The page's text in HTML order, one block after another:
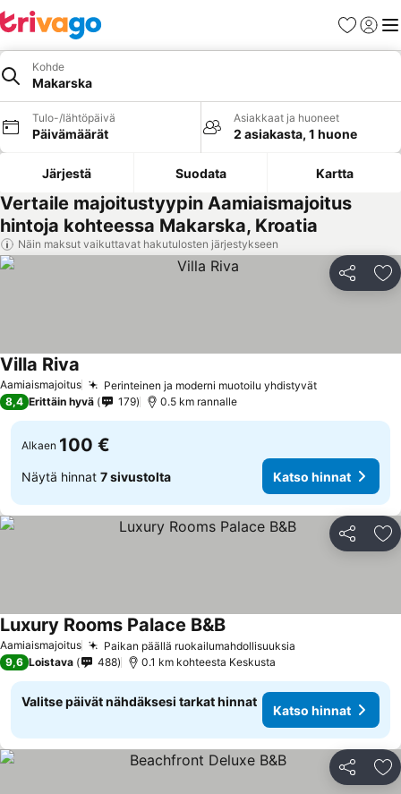
Suosikit
Kohde
Makarska
Tulo-/lähtöpäivä
Päivämäärät
Asiakkaat ja huoneet
2 asiakasta, 1 huone
Järjestä Suodata Kartta
Vertaile majoitustyypin Aamiaismajoitus
hintoja kohteessa Makarska, Kroatia
Näin maksut vaikuttavat hakutulosten järjestykseen
Jaa
Aamiaismajoitus Perinteinen ja moderni muotoilu yhdistyvätKatso hinnat
Villa Riva
8,4 Erittäin hyvä 179 0.5 km rannalle
Alkaen 100 €
Näytä hinnat 7 sivustolta Katso hinnat
Jaa
Aamiaismajoitus Paikan päällä ruokailumahdollisuuksia
Luxury Rooms Palace B&BKatso hinnat
9,6 Loistava 488 0.1 km kohteesta Keskusta
Valitse päivät nähdäksesi tarkat hinnat
Katso hinnat
Jaa